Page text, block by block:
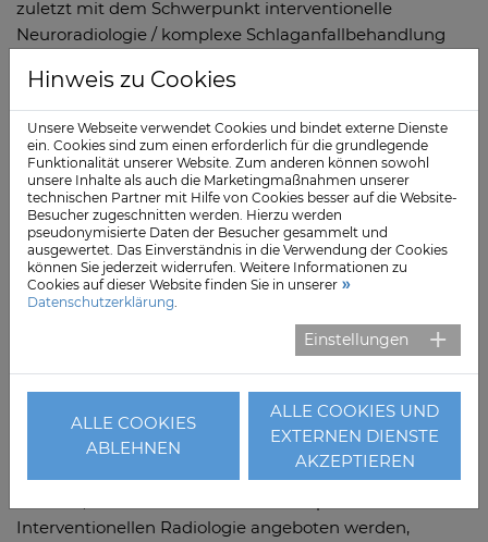
zuletzt mit dem Schwerpunkt interventionelle
Neuroradiologie / komplexe Schlaganfallbehandlung
neuroradiologische Interventionen und Techniken hat
er sich in seiner zehnjährigen Anstellung am Klinikum
Frankfurt (Oder) spezialisiert.
Dass die Segeberger Kliniken eine passende Stelle
ausgeschrieben hatten, war für den 42-Jährigen ein
echter Glücksgriff. „Es fiel alles ineinander, als sollte es
genau so kommen“, sagt er. Und ergänzt: „Ich hatte
hier von Anfang an ein gutes Bauchgefühl und das hat
mich in meiner bisherigen Laufbahn nie getäuscht“.
Und „ich freue mich auf die Zusammenarbeit mit Herrn
Dr. Vieweg, der ein ausgewiesener Experte auf dem
Gebiet der Interventionellen Radiologie ist“, so der
Chefarzt.
Durch die Expertise des 38-Jährigen, so die Segeberger
Interventionellen Radiologie angeboten werden,
Hinweis zu Cookies
Unsere Webseite verwendet Cookies und bindet externe Dienste
ein. Cookies sind zum einen erforderlich für die grundlegende
Funktionalität unserer Website. Zum anderen können sowohl
unsere Inhalte als auch die Marketingmaßnahmen unserer
technischen Partner mit Hilfe von Cookies besser auf die Website-
Besucher zugeschnitten werden. Hierzu werden
pseudonymisierte Daten der Besucher gesammelt und
ausgewertet. Das Einverständnis in die Verwendung der Cookies
können Sie jederzeit widerrufen. Weitere Informationen zu
Cookies auf dieser Website finden Sie in unserer
Datenschutzerklärung
Einstellungen
ALLE COOKIES
ABLEHNEN
ALLE COOKIES UND
EXTERNEN DIENSTE
AKZEPTIEREN